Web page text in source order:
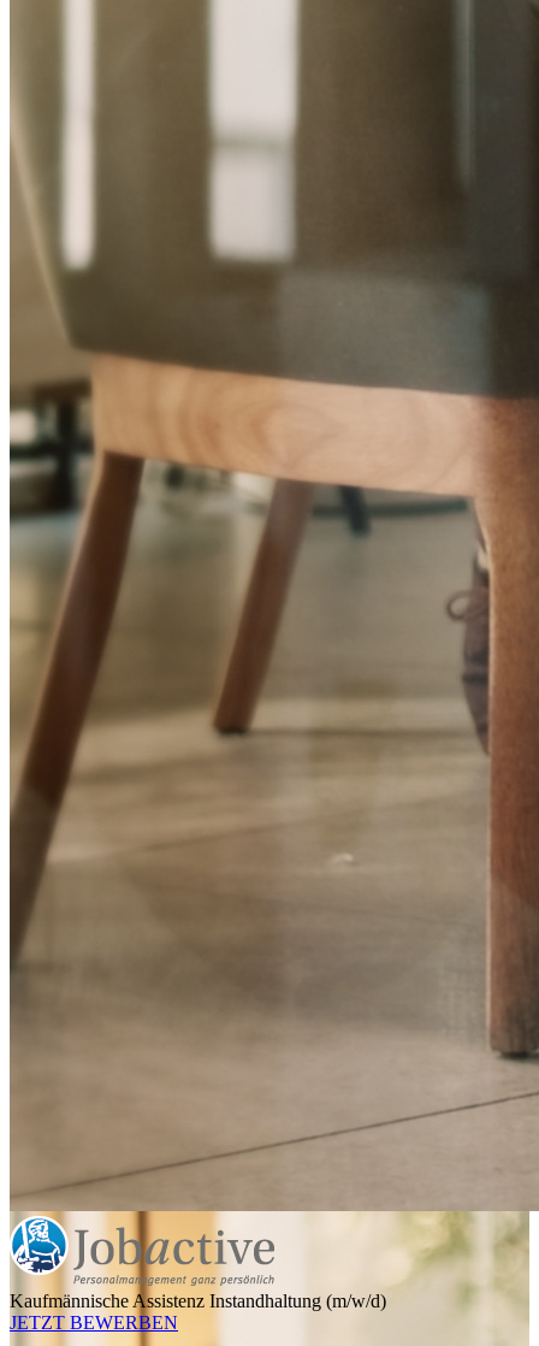
Kaufmännische Assistenz Instandhaltung (m/w/d)
JETZT BEWERBEN